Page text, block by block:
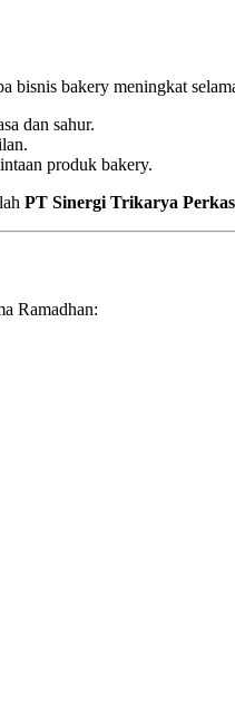
bisnis bakery meningkat
dan sahur.
produk bakery.
PT Sinergi Trikarya
Ramadhan: